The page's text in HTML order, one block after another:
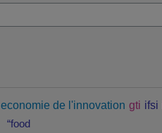
economie de l'innovation gti ifsi
“food